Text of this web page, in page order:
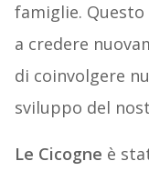
famiglie.
a credere
di coinvolgere
sviluppo del
Le Cicogne è